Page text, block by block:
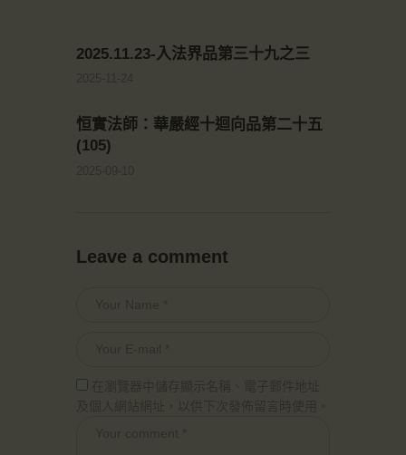
2025.11.23-入法界品第三十九之三
恒實法師：華嚴經十迴向品第二十五
(105)
Leave a comment